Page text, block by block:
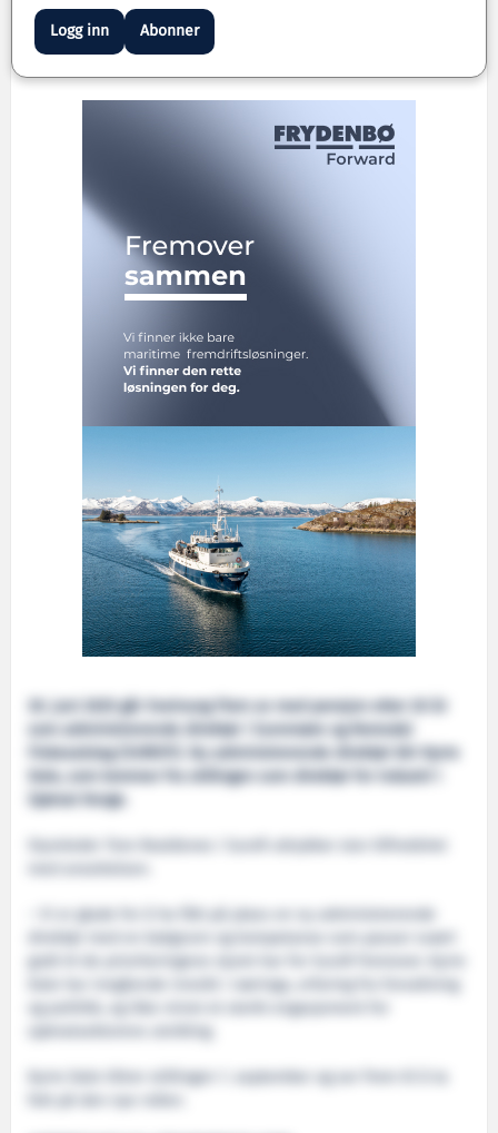
Logg inn Abonner
30. juni 2025 går Sveinung Flem av med pensjon etter 20 år
som administrerende direktør i Sunnmøre og Romsdal
Fiskesalslag (SUROFI). Ny administrerende direktør blir Kyrre
Dale, som kommer fra stillingen som direktør for industri i
Sjømat Norge.
Styreleder Tore Roaldsnes i Surofi uttrykker stor tilfredshet
– Vi er glade for å ha fått på plass en ny administrerende
direktør med en bakgrunn og kompetanse som passer svært
godt til de prioriteringene styret har for Surofi fremover. Kyrre
Dale har inngående innsikt i næringa, erfaring fra forvaltning
og politikk, og ikke minst et sterkt engasjement for
sjømatsektorens utvikling.
Kyrre Dale tiltrer stillingen 1. september og ser frem til å ta